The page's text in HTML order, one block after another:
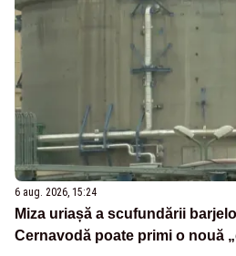
6 aug. 2026, 15:24
Miza uriașă a scufundării
Cernavodă poate primi o nouă